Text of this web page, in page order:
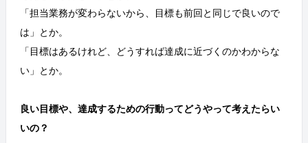
「担当業務が変わらないから、目標も前回と同じで良いので
は」とか。
「目標はあるけれど、どうすれば達成に近づくのかわからな
い」とか。
良い目標や、達成するための行動ってどうやって考えたらい
いの？